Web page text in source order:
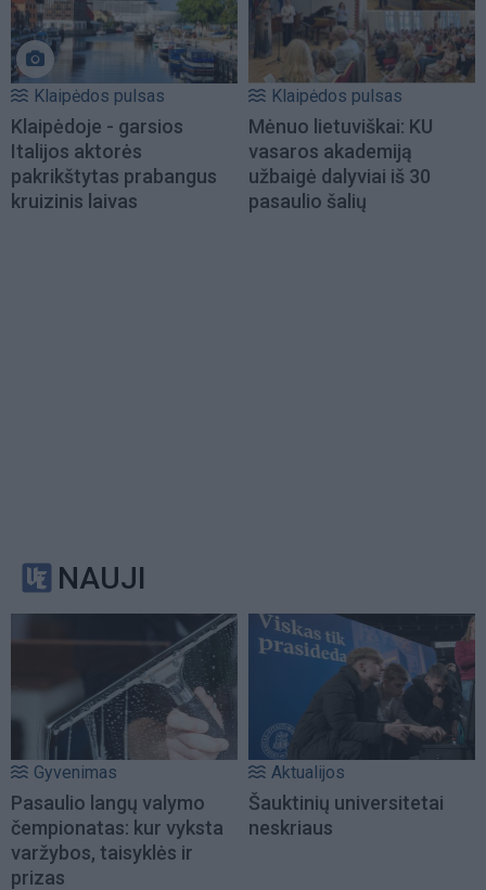
Klaipėdos pulsas
Klaipėdoje - garsios
Italijos aktorės
pakrikštytas prabangus
kruizinis laivas
Klaipėdos pulsas
Mėnuo lietuviškai: KU
vasaros akademiją
užbaigė dalyviai iš 30
pasaulio šalių
NAUJI
Gyvenimas
Pasaulio langų valymo
čempionatas: kur vyksta
varžybos, taisyklės ir
prizas
Aktualijos
Šauktinių universitetai
neskriaus